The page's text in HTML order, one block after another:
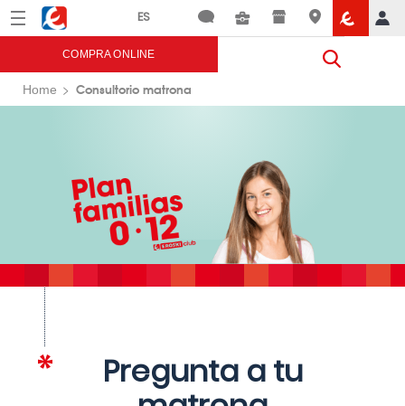
Menú Eroski
COMPRA ONLINE
Home Consultorio matrona
Pregunta a tu